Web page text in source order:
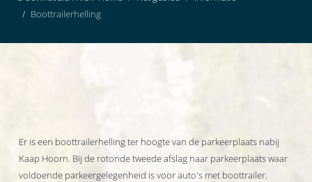
Boottrailerhelling
Er is een boottrailerhelling ter hoogte van de parkeerplaats nabij
Kaap Hoorn. Bij de rotonde tweede afslag naar parkeerplaats waar
voldoende parkeergelegenheid is voor auto's met boottrailer.